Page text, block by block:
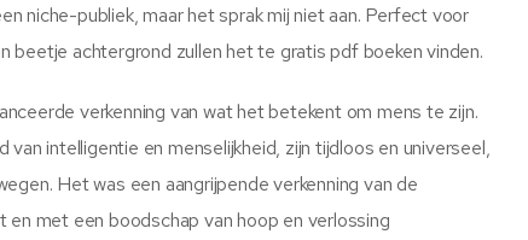
niche-publiek, maar het sprak mij niet aan. Perfect voor
beetje achtergrond zullen het te gratis pdf boeken vinden.
verkenning van wat het betekent om mens te zijn.
intelligentie en menselijkheid, zijn tijdloos en universeel,
Het was een aangrijpende verkenning van de
met een boodschap van hoop en verlossing